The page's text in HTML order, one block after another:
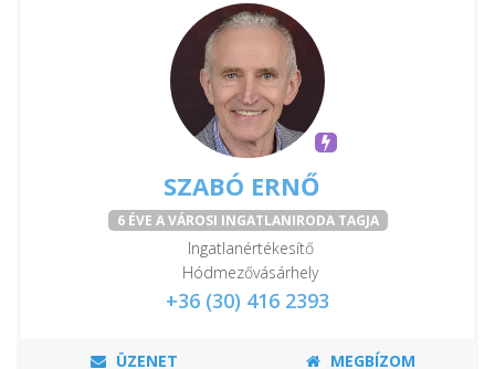
SZABÓ ERNŐ
6 ÉVE A VÁROSI INGATLANIRODA TAGJA
Ingatlanértékesítő
Hódmezővásárhely
+36 (30) 416 2393
ÜZENET MEGBÍZOM